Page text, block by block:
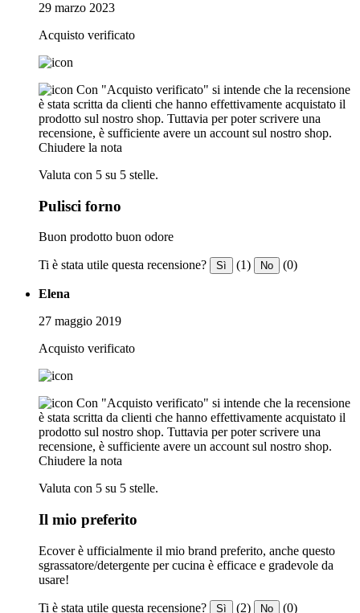
29 marzo 2023
Acquisto verificato
Con "Acquisto verificato" si intende che la recensione
è stata scritta da clienti che hanno effettivamente acquistato il
prodotto sul nostro shop. Tuttavia per poter scrivere una
recensione, è sufficiente avere un account sul nostro shop.
Chiudere la nota
Valuta con 5 su 5 stelle.
Pulisci forno
Buon prodotto buon odore
Ti è stata utile questa recensione? Sì (1) No (0)
Elena
27 maggio 2019
Acquisto verificato
Con "Acquisto verificato" si intende che la recensione
è stata scritta da clienti che hanno effettivamente acquistato il
prodotto sul nostro shop. Tuttavia per poter scrivere una
recensione, è sufficiente avere un account sul nostro shop.
Chiudere la nota
Valuta con 5 su 5 stelle.
Il mio preferito
Ecover è ufficialmente il mio brand preferito, anche questo
sgrassatore/detergente per cucina è efficace e gradevole da
usare!
Ti è stata utile questa recensione? Sì (2) No (0)